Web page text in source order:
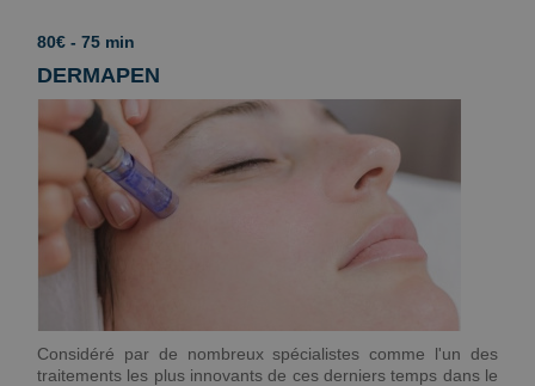
80€ - 75 min
DERMAPEN
Considéré par de nombreux spécialistes comme l'un des
traitements les plus innovants de ces derniers temps dans le